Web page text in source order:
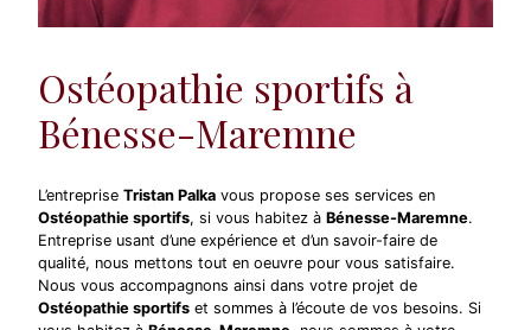
Ostéopathie sportifs à
Bénesse-Maremne
L’entreprise Tristan Palka vous propose ses services en
Ostéopathie sportifs, si vous habitez à Bénesse-Maremne.
Entreprise usant d’une expérience et d’un savoir-faire de
qualité, nous mettons tout en oeuvre pour vous satisfaire.
Nous vous accompagnons ainsi dans votre projet de
Ostéopathie sportifs et sommes à l’écoute de vos besoins. Si